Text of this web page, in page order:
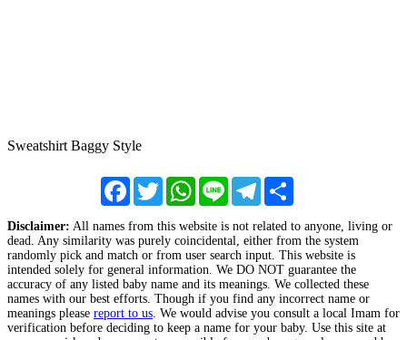
Sweatshirt Baggy Style
FacebookTwitterWhatsApp
Line Telegram
Disclaimer: All names from this website is not related to anyone, living or
dead. Any similarity was purely coincidental, either from the system
randomly pick and match or from user search input. This website is
intended solely for general information. We DO NOT guarantee the
accuracy of any listed baby name and its meanings. We collected these
names with our best efforts. Though if you find any incorrect name or
meanings please report to us . We would advise you consult a local Imam for
verification before deciding to keep a name for your baby. Use this site at